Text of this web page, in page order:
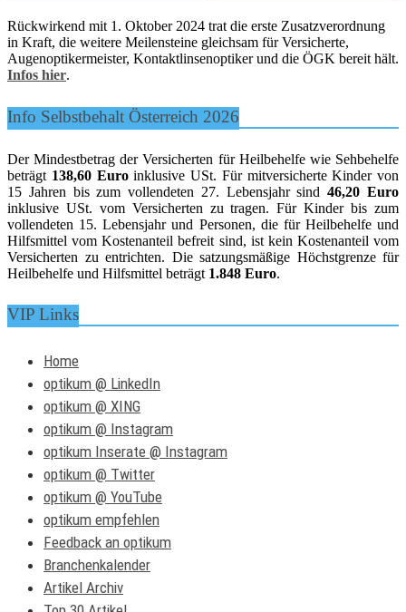
Rückwirkend mit 1. Oktober 2024 trat die erste Zusatzverordnung
in Kraft, die weitere Meilensteine gleichsam für Versicherte,
Augenoptikermeister, Kontaktlinsenoptiker und die ÖGK bereit hält.
Infos hier.
Info Selbstbehalt Österreich 2026
Der Mindestbetrag der Versicherten für Heilbehelfe wie Sehbehelfe
beträgt 138,60 Euroinklusive USt. Für mitversicherte Kinder von
15 Jahren bis zum vollendeten 27. Lebensjahr sind46,20 Euro
inklusive USt. vom Versicherten zu tragen. Für Kinder bis zum
vollendeten 15. Lebensjahr und Personen, die für Heilbehelfe und
Hilfsmittel vom Kostenanteil befreit sind, ist kein Kostenanteil vom
Versicherten zu entrichten. Die satzungsmäßige Höchstgrenze für
Heilbehelfe und Hilfsmittel beträgt 1.848 Euro.
VIP Links
Home
optikum @ LinkedIn
optikum @ XING
optikum @ Instagram
optikum Inserate @ Instagram
optikum @ Twitter
optikum @ YouTube
optikum empfehlen
Feedback an optikum
Branchenkalender
Artikel Archiv